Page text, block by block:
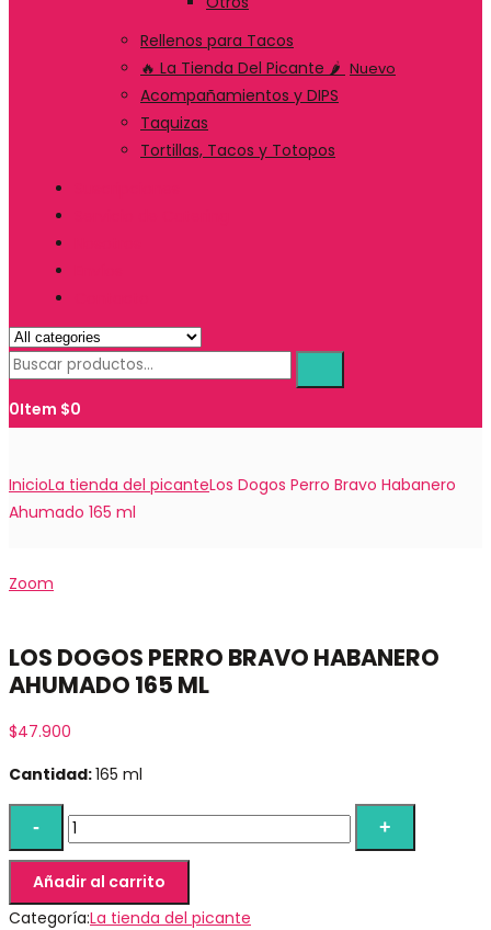
Rellenos para Tacos
🔥 La Tienda Del Picante 🌶️ Nuevo
Acompañamientos y DIPS
Taquizas
Tortillas, Tacos y Totopos
0Item $0
InicioLa tienda del picanteLos Dogos Perro Bravo Habanero
Ahumado 165 ml
Zoom
LOS DOGOS PERRO BRAVO HABANERO
AHUMADO 165 ML
$47.900
Cantidad:165 ml
Añadir al carrito
Categoría:La tienda del picante